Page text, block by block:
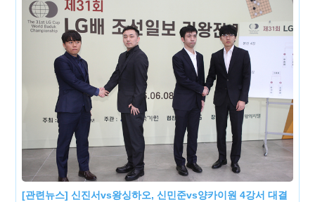
[관련뉴스] 신진서vs왕싱하오, 신민준vs양카이원 4강서 대결